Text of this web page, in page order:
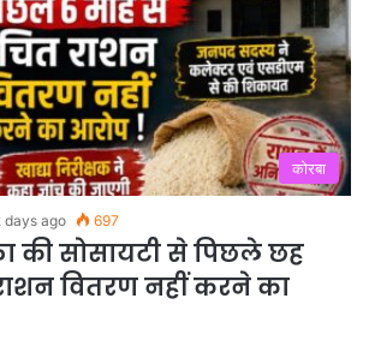
कोरबा
days ago 697
की सोसायटी से पिछले छह
वितरण नहीं करने का